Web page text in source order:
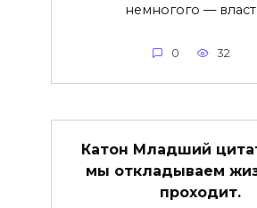
немногого —
0 32
Катон Младший
мы откладываем
проходит.